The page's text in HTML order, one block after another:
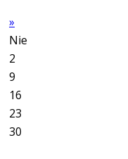
»
Nie
2
9
16
23
30